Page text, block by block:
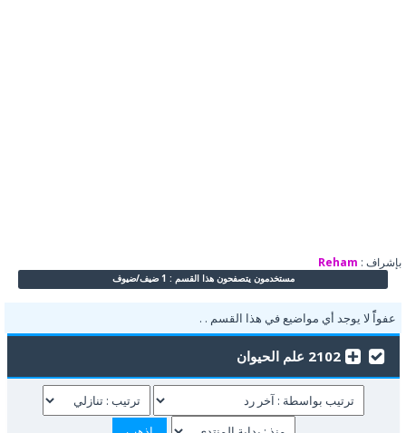
بإشراف : Reham
مستخدمون يتصفحون هذا القسم : 1 ضيف/ضيوف
عفواًً لا يوجد أي مواضيع في هذا القسم . .
2102 علم الحيوان